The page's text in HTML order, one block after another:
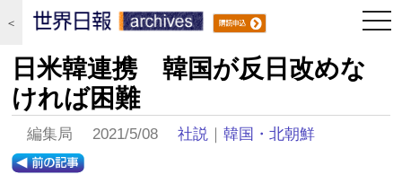
＜
日米韓連携 韓国が反日改めな
ければ困難
編集局 2021/5/08社説 ｜韓国・北朝鮮